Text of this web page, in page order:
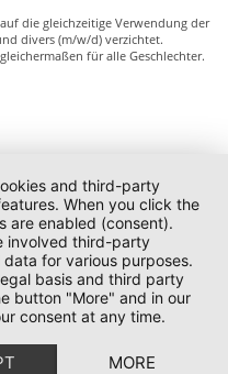
die gleichzeitige Verwendung der
divers (m/w/d) verzichtet.
für alle Geschlechter.
and third-party
When you click the
are enabled (consent).
involved third-party
for various purposes.
basis and third party
button "More" and in our
consent at any time.
MORE